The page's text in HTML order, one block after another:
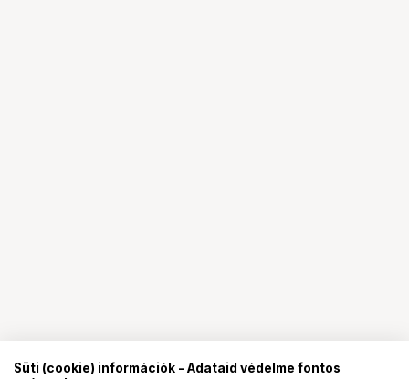
Süti (cookie) információk - Adataid védelme fontos